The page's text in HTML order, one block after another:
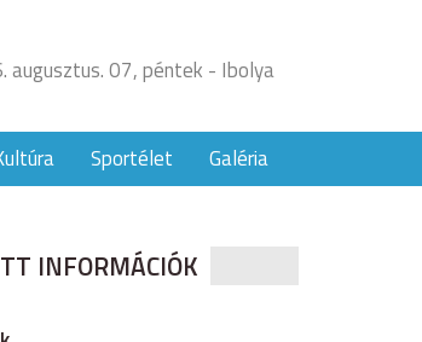
augusztus. 07, péntek - Ibolya
Sportélet Galéria
INFORMÁCIÓK